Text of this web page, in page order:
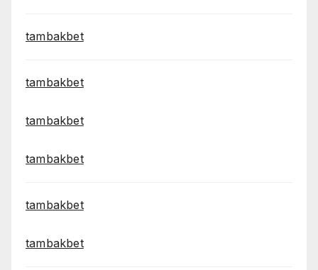
tambakbet
tambakbet
tambakbet
tambakbet
tambakbet
tambakbet